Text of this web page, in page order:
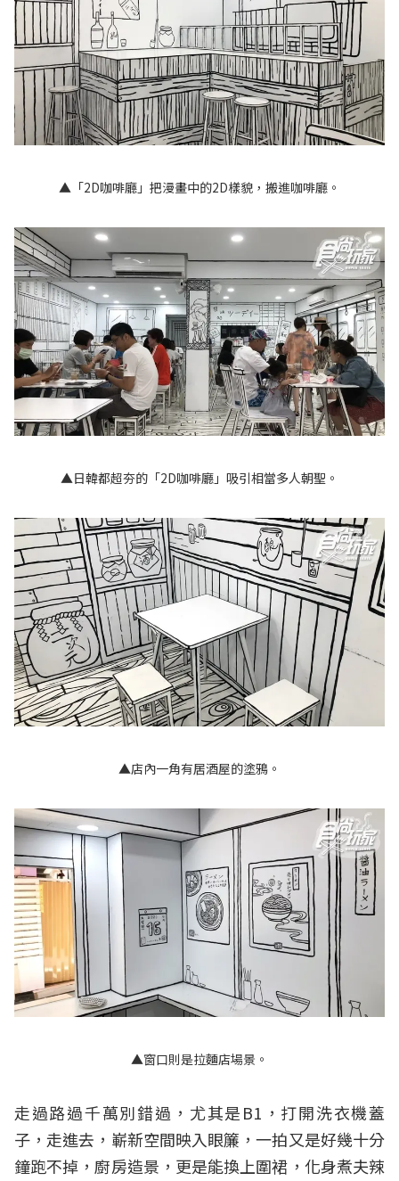
▲「2D咖啡廳」把漫畫中的2D樣貌，搬進咖啡廳。
▲日韓都超夯的「2D咖啡廳」吸引相當多人朝聖。
▲店內一角有居酒屋的塗鴉。
▲窗口則是拉麵店場景。
走過路過千萬別錯過，尤其是B1，打開洗衣機蓋
子，走進去，嶄新空間映入眼簾，一拍又是好幾十分
鐘跑不掉，廚房造景，更是能換上圍裙，化身煮夫辣